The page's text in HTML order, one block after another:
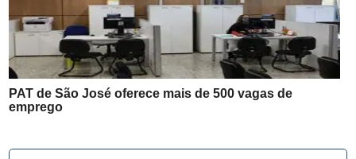
PAT de São José oferece mais de 500 vagas de
emprego